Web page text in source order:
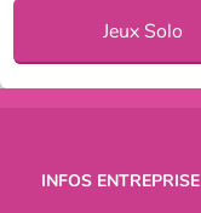
Jeux Solo
INFOS ENTREPRISE